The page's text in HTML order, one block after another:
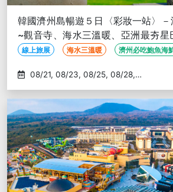
韓國濟州島暢遊５日〈彩妝一站〉
~觀音寺、海水三溫暖、亞洲最夯星
食線上旅展 海水三溫暖 濟州必吃鮑魚海
08/30